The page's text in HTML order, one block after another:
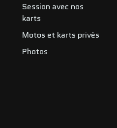
Session avec nos
karts
Motos et karts privés
Photos